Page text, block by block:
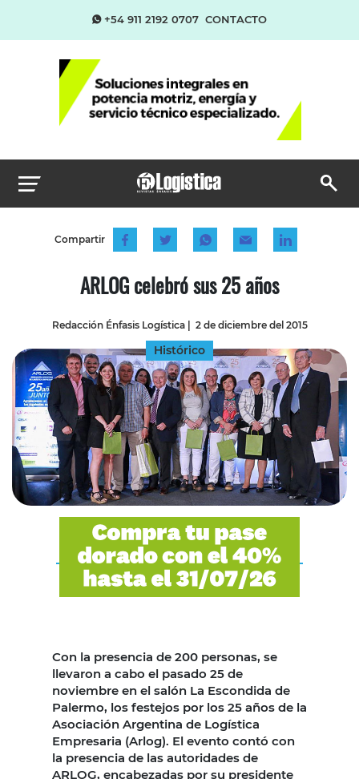
+54 911 2192 0707 CONTACTO
Compartir
ARLOG celebró sus 25 años
Redacción Énfasis Logística| 2 de diciembre del 2015
Histórico
Con la presencia de 200 personas, se
llevaron a cabo el pasado 25 de
noviembre en el salón La Escondida de
Palermo, los festejos por los 25 años de la
Asociación Argentina de Logística
Empresaria (Arlog). El evento contó con
la presencia de las autoridades de
ARLOG, encabezadas por su presidente